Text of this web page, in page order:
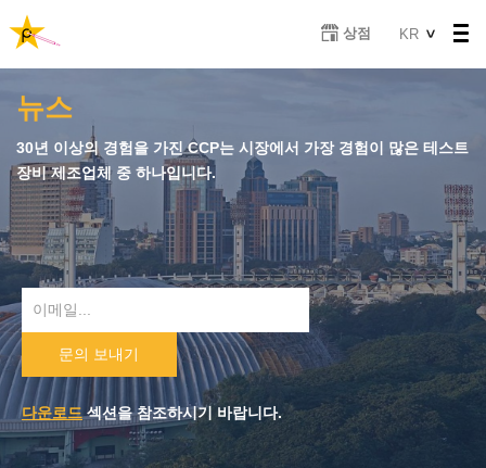
요
너
뛰
기
상점
Select
KR
뉴스
30년 이상의 경험을 가진 CCP는 시장에서 가장 경험이 많은 테스트
장비 제조업체 중 하나입니다.
Email
문의 보내기
다운로드섹션을 참조하시기 바랍니다.